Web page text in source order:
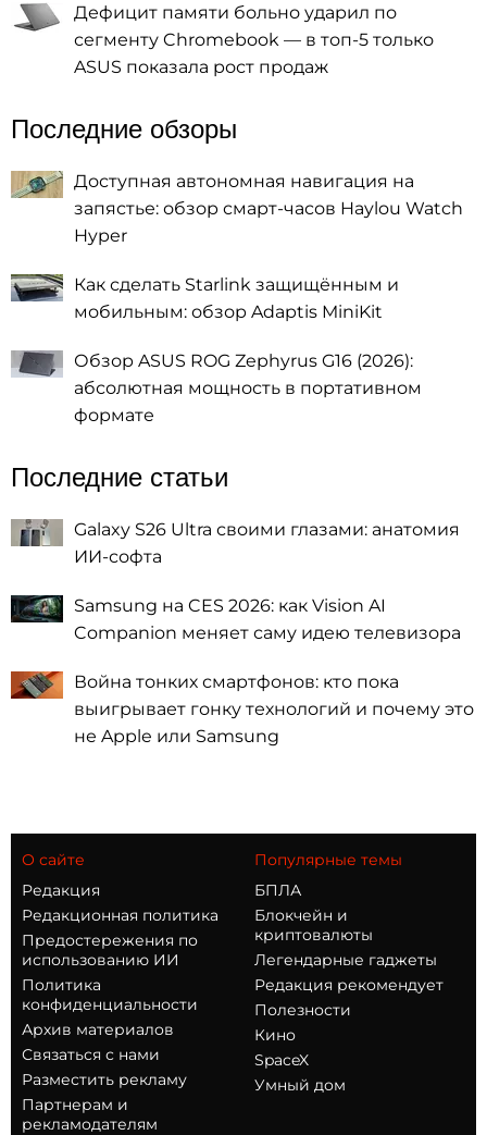
Дефицит памяти больно ударил по
сегменту Chromebook — в топ-5 только
ASUS показала рост продаж
Последние обзоры
Доступная автономная навигация на
запястье: обзор смарт-часов Haylou Watch
Hyper
Как сделать Starlink защищённым и
мобильным: обзор Adaptis MiniKit
Обзор ASUS ROG Zephyrus G16 (2026):
абсолютная мощность в портативном
формате
Последние статьи
Galaxy S26 Ultra своими глазами: анатомия
ИИ-софта
Samsung на CES 2026: как Vision AI
Companion меняет саму идею телевизора
Война тонких смартфонов: кто пока
выигрывает гонку технологий и почему это
не Apple или Samsung
О сайте
Редакция
Редакционная политика
Предостережения по
использованию ИИ
Политика
конфиденциальности
Архив материалов
Связаться с нами
Разместить рекламу
Партнерам и
рекламодателям
Популярные темы
БПЛА
Блокчейн и
криптовалюты
Легендарные гаджеты
Редакция рекомендует
Полезности
Кино
SpaceX
Умный дом